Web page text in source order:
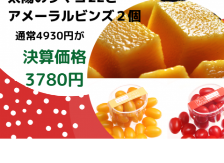
宮崎産パパイヤ
すいか
マスクメロンと季節のフルーツ詰合せ
お試しフルーツ